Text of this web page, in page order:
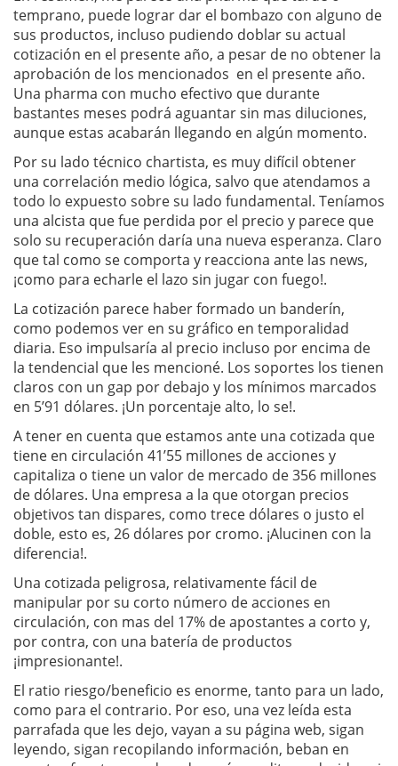
temprano, puede lograr dar el bombazo con alguno de
sus productos, incluso pudiendo doblar su actual
cotización en el presente año, a pesar de no obtener la
aprobación de los mencionados en el presente año.
Una pharma con mucho efectivo que durante
bastantes meses podrá aguantar sin mas diluciones,
aunque estas acabarán llegando en algún momento.
Por su lado técnico chartista, es muy difícil obtener
una correlación medio lógica, salvo que atendamos a
todo lo expuesto sobre su lado fundamental. Teníamos
una alcista que fue perdida por el precio y parece que
solo su recuperación daría una nueva esperanza. Claro
que tal como se comporta y reacciona ante las news,
¡como para echarle el lazo sin jugar con fuego!.
La cotización parece haber formado un banderín,
como podemos ver en su gráfico en temporalidad
diaria. Eso impulsaría al precio incluso por encima de
la tendencial que les mencioné. Los soportes los tienen
claros con un gap por debajo y los mínimos marcados
en 5’91 dólares. ¡Un porcentaje alto, lo se!.
A tener en cuenta que estamos ante una cotizada que
tiene en circulación 41’55 millones de acciones y
capitaliza o tiene un valor de mercado de 356 millones
de dólares. Una empresa a la que otorgan precios
objetivos tan dispares, como trece dólares o justo el
doble, esto es, 26 dólares por cromo. ¡Alucinen con la
diferencia!.
Una cotizada peligrosa, relativamente fácil de
manipular por su corto número de acciones en
circulación, con mas del 17% de apostantes a corto y,
por contra, con una batería de productos
¡impresionante!.
El ratio riesgo/beneficio es enorme, tanto para un lado,
como para el contrario. Por eso, una vez leída esta
parrafada que les dejo, vayan a su página web, sigan
leyendo, sigan recopilando información, beban en